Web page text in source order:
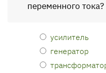
переменного тока?
усилитель
генератор